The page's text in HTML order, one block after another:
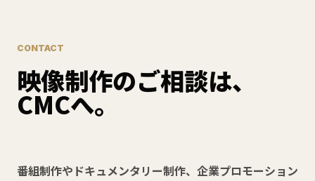
CONTACT
映像制作のご相談は、
CMCへ。
番組制作やドキュメンタリー制作、企業プロモーション